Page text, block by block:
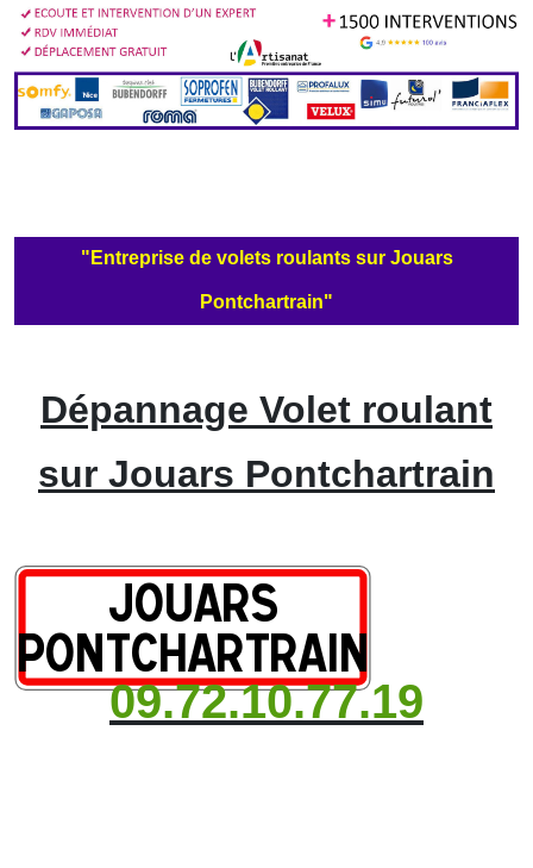
"Entreprise de volets roulants sur Jouars
Pontchartrain"
Dépannage Volet roulant
sur Jouars Pontchartrain
09.72.10.77.19